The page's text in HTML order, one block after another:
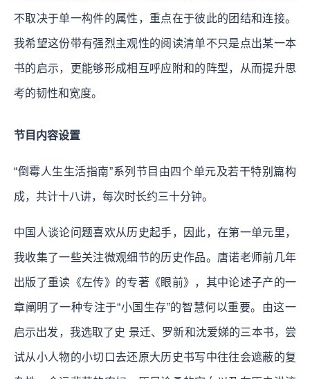
不取决于单一构件的属性，重点在于彼此的团结和连接。
我希望这份带有强烈主观性的阅读清单不只是点出某一本
书的启示，更能够形成相互呼应附和的阵型，从而提升思
考的韧性和宽度。
节目内容设置
“倒霉人生生活指南”系列节目由四个单元及若干特别篇构
成，共计十八讲，每次时长约三十分钟。
中国人谈论问题喜欢从历史起手，因此，在第一单元里，
我收集了一些关注微观细节的历史作品。唐诺老师前几年
出版了重读《左传》的专著《眼前》，其中论述子产的一
章阐明了一种专注于“小国生存”的智慧何以重要。由这一
启示出发，我选取了史 景迁、罗新和沈爱娣的三本书，尝
试从小人物的小切口去还原大历史书写中往往会遮蔽的复